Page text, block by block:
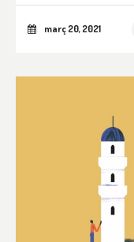
març 20, 2021